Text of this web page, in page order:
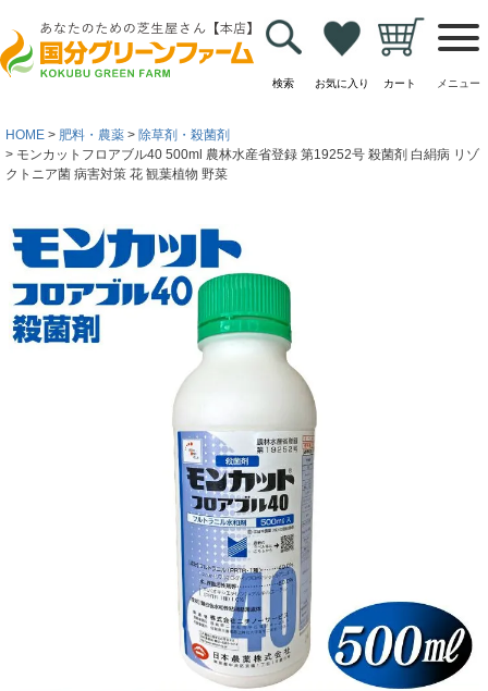
検索 お気に入り カート メニュー
HOME 肥料・農薬
除草剤・殺菌剤
モンカットフロアブル40 500ml 農林水産省登録 第19252号 殺菌剤 白絹病 リゾ
クトニア菌 病害対策 花 観葉植物 野菜